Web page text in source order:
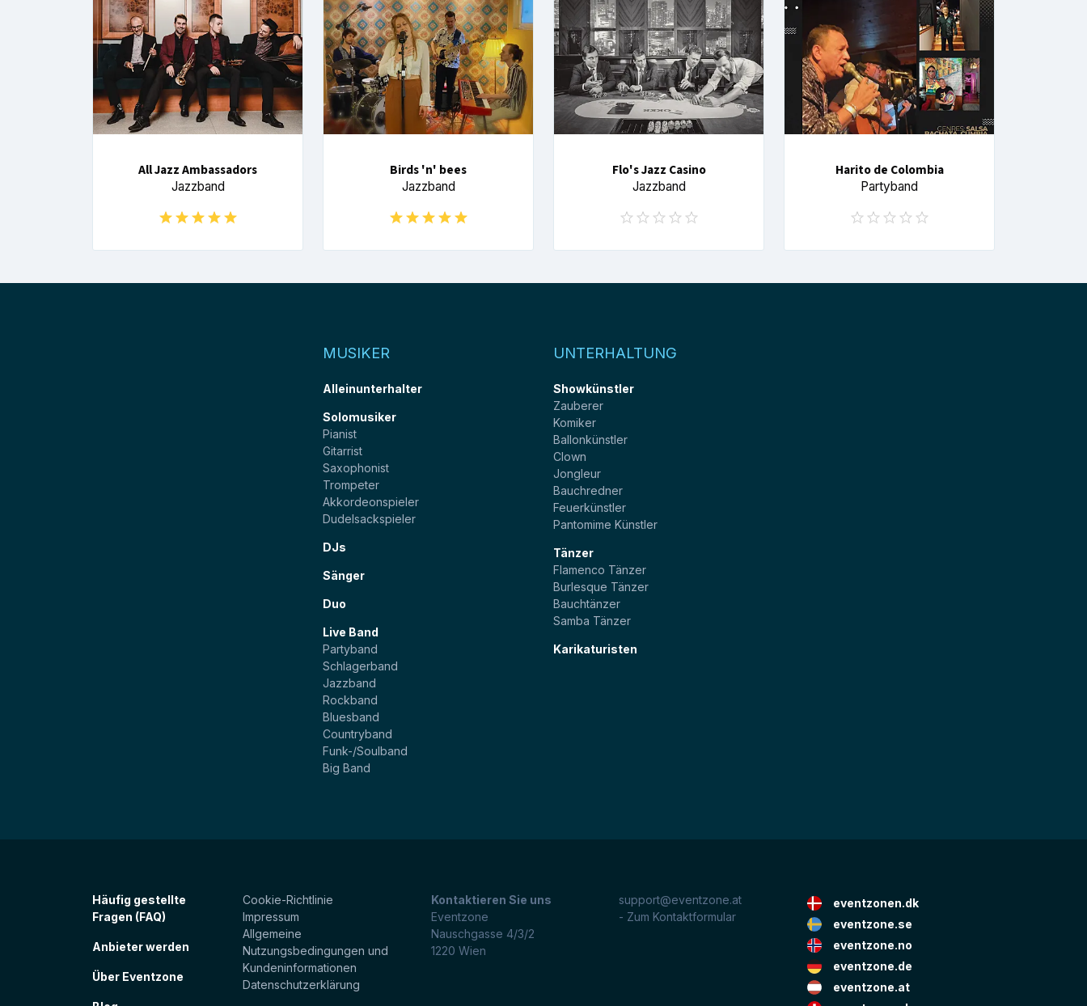
All Jazz Ambassadors
Jazzband
Birds 'n' bees
Jazzband
Flo's Jazz Casino
Jazzband
Harito de Colombia
Partyband
MUSIKER
Alleinunterhalter
Solomusiker
Pianist
Gitarrist
Saxophonist
Trompeter
Akkordeonspieler
Dudelsackspieler
DJs
Sänger
Duo
Live Band
Partyband
Schlagerband
Jazzband
Rockband
Bluesband
Countryband
Funk-/Soulband
Big Band
UNTERHALTUNG
Showkünstler
Zauberer
Komiker
Ballonkünstler
Clown
Jongleur
Bauchredner
Feuerkünstler
Pantomime Künstler
Tänzer
Flamenco Tänzer
Burlesque Tänzer
Bauchtänzer
Samba Tänzer
Karikaturisten
Häufig gestellte
Fragen (FAQ)
Anbieter werden
Über Eventzone
Cookie-Richtlinie
Impressum
Allgemeine
Nutzungsbedingungen und
Kundeninformationen
Datenschutzerklärung
Kontaktieren Sie uns
Eventzone
Nauschgasse 4/3/2
1220 Wien
support@eventzone.at
- Zum Kontaktformular
eventzonen.dk
eventzone.se
eventzone.no
eventzone.de
eventzone.at